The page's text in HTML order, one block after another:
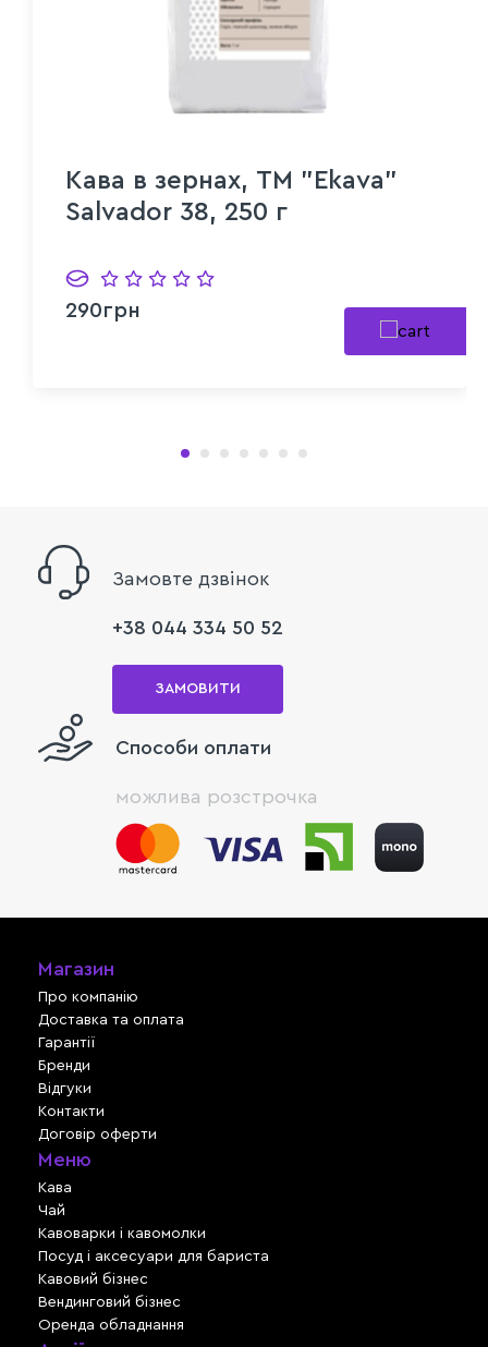
Кава в зернах, ТМ "Ekava"
Salvador 38, 250 г
290грн
Замовте дзвінок
+38 044 334 50 52
ЗАМОВИТИ
Способи оплати
можлива розстрочка
Магазин
Про компанію
Доставка та оплата
Гарантії
Бренди
Відгуки
Контакти
Договір оферти
Меню
Кава
Чай
Кавоварки і кавомолки
Посуд і аксесуари для бариста
Кавовий бізнес
Вендинговий бізнес
Оренда обладнання